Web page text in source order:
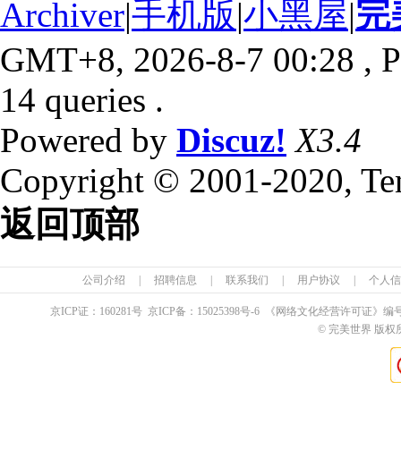
Archiver|手机版|小黑屋|完
GMT+8, 2026-8-7 00:28 ,
14 queries .
Powered by Discuz! X3.4
Copyright © 2001-2020,
返回顶部
公司介绍 招聘信息 联系我们 用户协议 个人
京ICP证： 160281号 京ICP备： 15025398号-6 《网络文化经营许可证》编
© 完美世界 版权